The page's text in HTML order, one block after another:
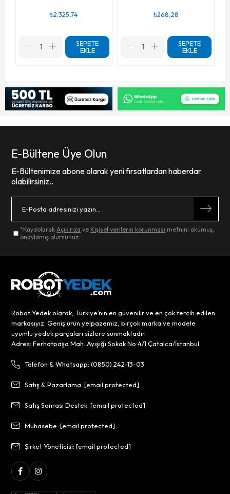
₺2.325,74
SEPETE
EKLE
₺268,28
SEPETE
EKLE
E-Bültene Üye Olun
E-Bültenimize abone olarak yeni fırsatlardan haberdar
olabilirsiniz..
*KaydolarakAçık rıza ve Kişisel verilerin korunması metnini okumuş,
onaylamış olursunuz.
Robot Yedek olarak, Türkiye’nin en güvenilir ve en çok tercih edilen
markasıyız. Geniş ürün yelpazemiz, birçok marka ve modele
uyumlu yedek parçaları sizlere sunmaktadır.
Adres: Ferhatpaşa Mah. Ayışığı Sokak No:4/1 Çatalca/İstanbul
Telefon & Whatsapp: (0850) 242-13-03
Satış & Pazarlama:[email protected]
Satış Sonrası Destek:[email protected]
Muhasebe:[email protected]
Şirket Yöneticisi:[email protected]